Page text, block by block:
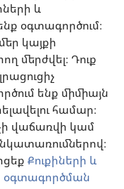
և
օգտագործում։
կայքի
մերժվել։ Դուք
ենք միմիայն
համար։
չի վաճառվի կամ
Քուքիների և